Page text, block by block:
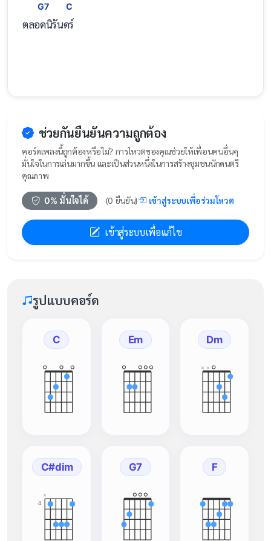
ตล
G7
อดนิ
C
รันดร์
ช่วยกันยืนยันความถูกต้อง
คอร์ดเพลงนี้ถูกต้องหรือไม่? การโหวตของคุณช่วยให้เพื่อนคนอื่นๆ
มั่นใจในการเล่นมากขึ้น และเป็นส่วนหนึ่งในการสร้างชุมชนนักดนตรี
คุณภาพ
0% มั่นใจได้ (0 ยืนยัน) เข้าสู่ระบบเพื่อร่วมโหวต
เข้าสู่ระบบเพื่อแก้ไข
รูปแบบคอร์ด
C Em Dm
× ×
C#dim
4
×
G7 F